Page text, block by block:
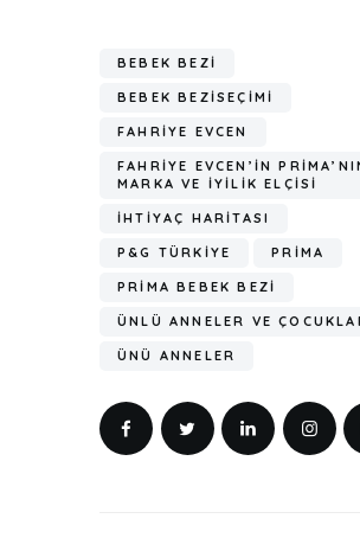
BEBEK BEZI
BEBEK BEZISEÇIMI
FAHRIYE EVCEN
FAHRIYE EVCEN’IN
MARKA VE IYILIK ELÇISI
IHTIYAÇ HARITASI
P&G TÜRKIYE PRIMA
PRIMA BEBEK BEZI
ÜNLÜ ANNELER VE
ÜNÜ ANNELER